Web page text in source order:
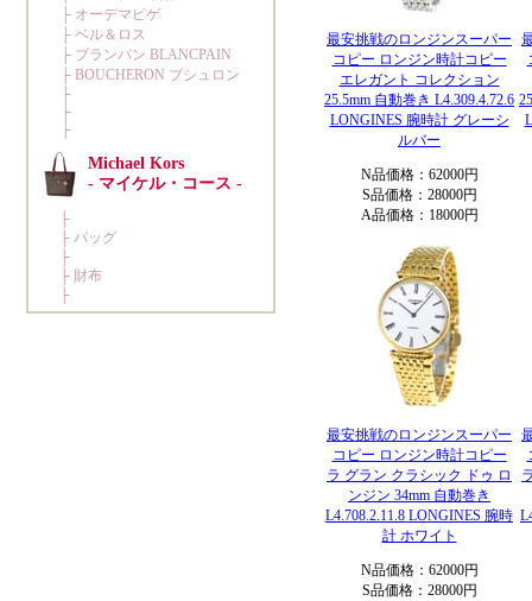
最安挑戦のロンジンスーパー
コピー ロンジン時計コピー
エレガント コレクション
25.5mm 自動巻き L4.309.4.72.6
LONGINES 腕時計 グレーシ
ルバー
N品価格：62000円
S品価格：28000円
A品価格：18000円
最安挑戦のロンジンスーパー
コピー ロンジン時計コピー
ラ グラン クラシック ドゥ ロ
ンジン 34mm 自動巻き
L4.708.2.11.8 LONGINES 腕時
計 ホワイト
N品価格：62000円
S品価格：28000円